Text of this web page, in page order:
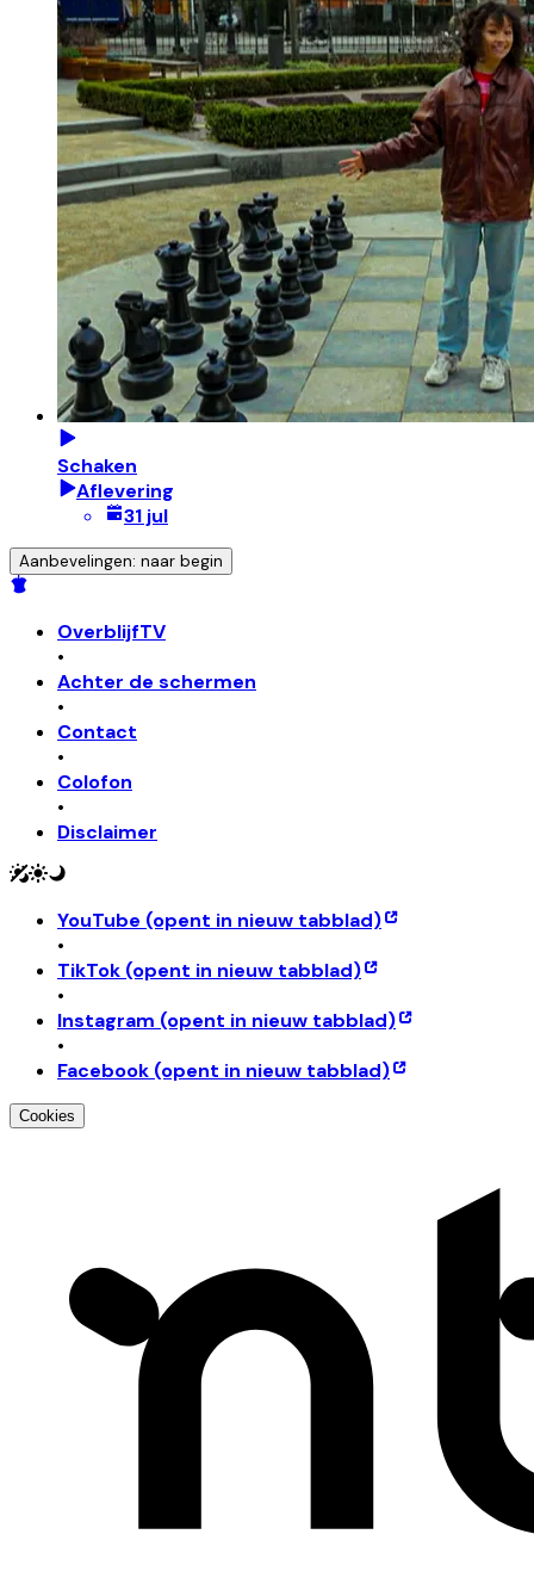
Schaken
Aflevering
31 jul
Aanbevelingen: naar begin
OverblijfTV
•
Achter de schermen
•
Contact
•
Colofon
•
Disclaimer
YouTube (opent in nieuw tabblad)
•
TikTok (opent in nieuw tabblad)
•
Instagram (opent in nieuw tabblad)
•
Facebook (opent in nieuw tabblad)
Cookies